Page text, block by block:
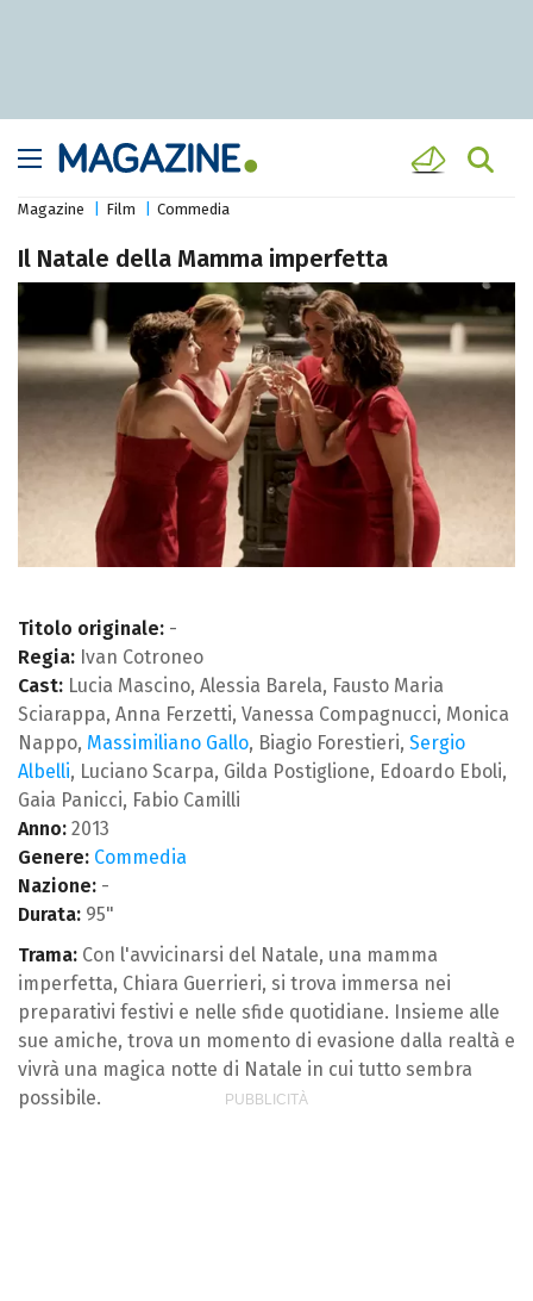
Magazine Film Commedia
Il Natale della Mamma imperfetta
Titolo originale: -
Regia: Ivan Cotroneo
Cast: Lucia Mascino, Alessia Barela, Fausto Maria
Sciarappa, Anna Ferzetti, Vanessa Compagnucci, Monica
Nappo, Massimiliano Gallo, Biagio Forestieri, Sergio
Albelli, Luciano Scarpa, Gilda Postiglione, Edoardo Eboli,
Gaia Panicci, Fabio Camilli
Anno: 2013
Genere: Commedia
Nazione: -
Durata: 95"
Trama: Con l'avvicinarsi del Natale, una mamma
imperfetta, Chiara Guerrieri, si trova immersa nei
preparativi festivi e nelle sfide quotidiane. Insieme alle
sue amiche, trova un momento di evasione dalla realtà e
vivrà una magica notte di Natale in cui tutto sembra
possibile.